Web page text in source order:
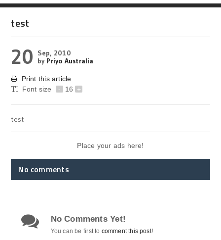
test
20
Sep, 2010
by Priyo Australia
Print this article
Font size
- 16 +
test
Place your ads here!
No comments
No Comments Yet!
You can be first to comment this post!